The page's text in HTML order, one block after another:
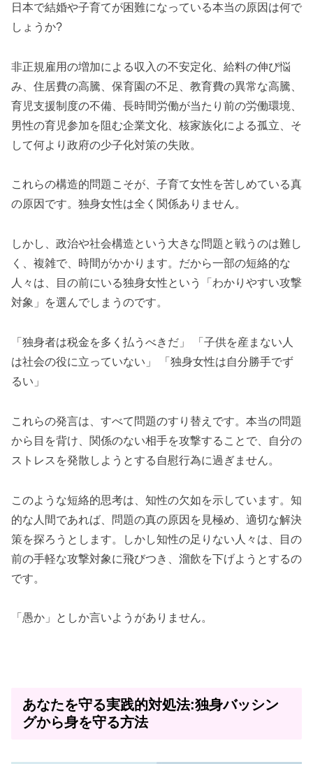
日本で結婚や子育てが困難になっている本当の原因は何で
しょうか?
非正規雇用の増加による収入の不安定化、給料の伸び悩
み、住居費の高騰、保育園の不足、教育費の異常な高騰、
育児支援制度の不備、長時間労働が当たり前の労働環境、
男性の育児参加を阻む企業文化、核家族化による孤立、そ
して何より政府の少子化対策の失敗。
これらの構造的問題こそが、子育て女性を苦しめている真
の原因です。独身女性は全く関係ありません。
しかし、政治や社会構造という大きな問題と戦うのは難し
く、複雑で、時間がかかります。だから一部の短絡的な
人々は、目の前にいる独身女性という「わかりやすい攻撃
対象」を選んでしまうのです。
「独身者は税金を多く払うべきだ」 「子供を産まない人
は社会の役に立っていない」 「独身女性は自分勝手でず
るい」
これらの発言は、すべて問題のすり替えです。本当の問題
から目を背け、関係のない相手を攻撃することで、自分の
ストレスを発散しようとする自慰行為に過ぎません。
このような短絡的思考は、知性の欠如を示しています。知
的な人間であれば、問題の真の原因を見極め、適切な解決
策を探ろうとします。しかし知性の足りない人々は、目の
前の手軽な攻撃対象に飛びつき、溜飲を下げようとするの
です。
「愚か」としか言いようがありません。
あなたを守る実践的対処法:独身バッシン
グから身を守る方法